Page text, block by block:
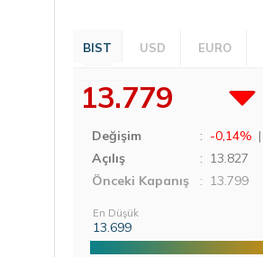
BIST USD EURO
13.779
Değişim : -0,14% |
Açılış
: 13.827
Önceki Kapanış
: 13.799
En Düşük
13.699